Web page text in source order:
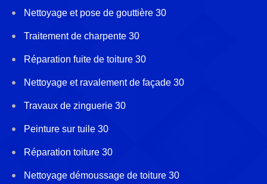
Nettoyage et pose de gouttière 30
Traitement de charpente 30
Réparation fuite de toiture 30
Nettoyage et ravalement de façade 30
Travaux de zinguerie 30
Peinture sur tuile 30
Réparation toiture 30
Nettoyage démoussage de toiture 30